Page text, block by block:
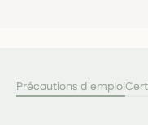
Précautions d'emploi